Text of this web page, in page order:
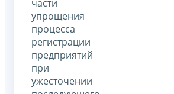
части
упрощения
процесса
регистрации
предприятий
при
ужесточении